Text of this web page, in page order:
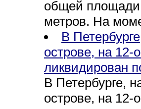
общей площади
метров. На
В
острове, на 12-
ликвидирован
В Петербурге,
острове, на 12-